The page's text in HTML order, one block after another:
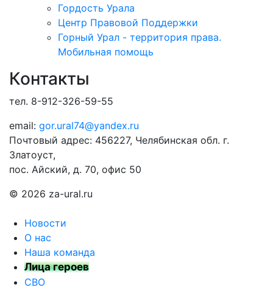
Гордость Урала
Центр Правовой Поддержки
Горный Урал - территория права.
Мобильная помощь
Контакты
тел. 8-912-326-59-55
email: gor.ural74@yandex.ru
Почтовый адрес: 456227, Челябинская обл. г.
Златоуст,
пос. Айский, д. 70, офис 50
© 2026 za-ural.ru
Новости
О нас
Наша команда
Лица героев
СВО